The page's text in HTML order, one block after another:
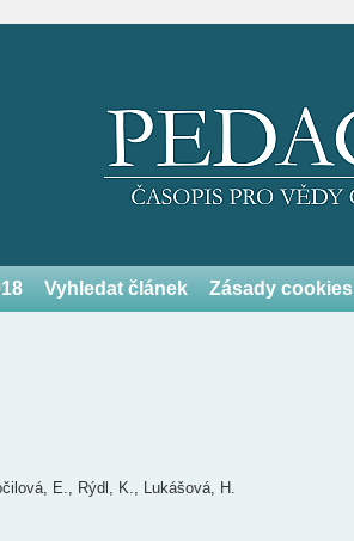
Vyhledat článek Zásady cookies
E., Rýdl, K., Lukášová, H.